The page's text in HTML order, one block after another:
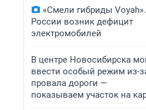
«Смели гибриды
России возник дефицит
электромобилей
В центре Новосибирска
ввести особый режим из-
провала дороги —
показываем участок на